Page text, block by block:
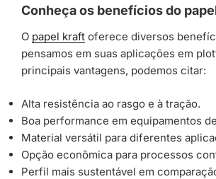
Conheça os benefícios do
O papel kraft oferece diversos
pensamos em suas aplicações em
principais vantagens, podemos citar:
Alta resistência ao rasgo e à tração.
Boa performance em equipamentos
Material versátil para diferentes
Opção econômica para processos
Perfil mais sustentável em